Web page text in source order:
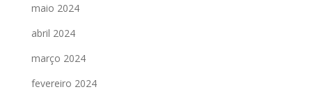
maio 2024
abril 2024
março 2024
fevereiro 2024